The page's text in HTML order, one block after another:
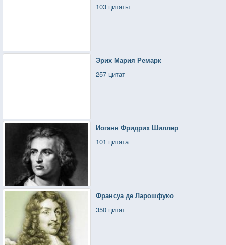
103 цитаты
Эрих Мария Ремарк
257 цитат
Иоганн Фридрих Шиллер
101 цитата
Франсуа де Ларошфуко
350 цитат